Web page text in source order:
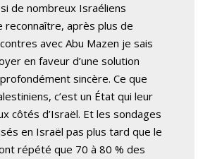
de nombreux Israéliens
reconnaître, après plus de
avec Abu Mazen je sais
en faveur d’une solution
sincère. Ce que
c’est un État qui leur
côtés d’Israël. Et les sondages
en Israël pas plus tard que le
répété que 70 à 80 % des